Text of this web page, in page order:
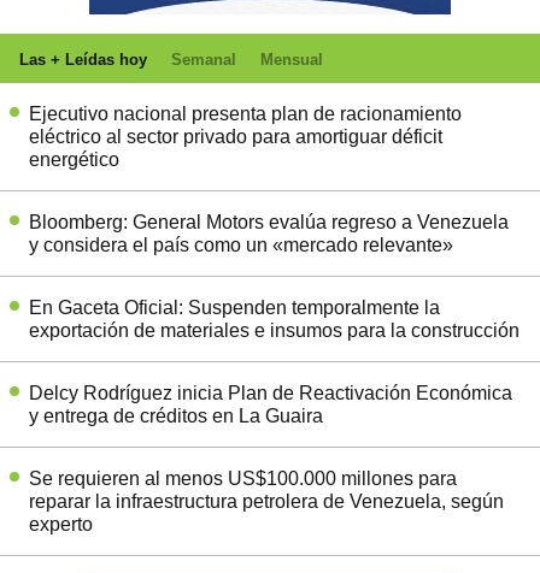
Las + Leídas hoy Semanal Mensual
Ejecutivo nacional presenta plan de racionamiento
eléctrico al sector privado para amortiguar déficit
energético
Bloomberg: General Motors evalúa regreso a Venezuela
y considera el país como un «mercado relevante»
En Gaceta Oficial: Suspenden temporalmente la
exportación de materiales e insumos para la construcción
Delcy Rodríguez inicia Plan de Reactivación Económica
y entrega de créditos en La Guaira
Se requieren al menos US$100.000 millones para
reparar la infraestructura petrolera de Venezuela, según
experto